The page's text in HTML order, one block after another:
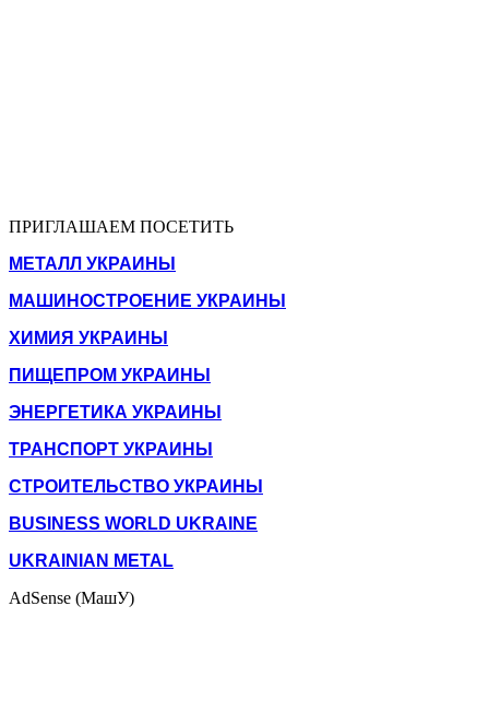
ПРИГЛАШАЕМ ПОСЕТИТЬ
МЕТАЛЛ УКРАИНЫ
МАШИНОСТРОЕНИЕ УКРАИНЫ
ХИМИЯ УКРАИНЫ
ПИЩЕПРОМ УКРАИНЫ
ЭНЕРГЕТИКА УКРАИНЫ
ТРАНСПОРТ УКРАИНЫ
СТРОИТЕЛЬСТВО УКРАИНЫ
BUSINESS WORLD UKRAINE
UKRAINIAN METAL
AdSense (МашУ)